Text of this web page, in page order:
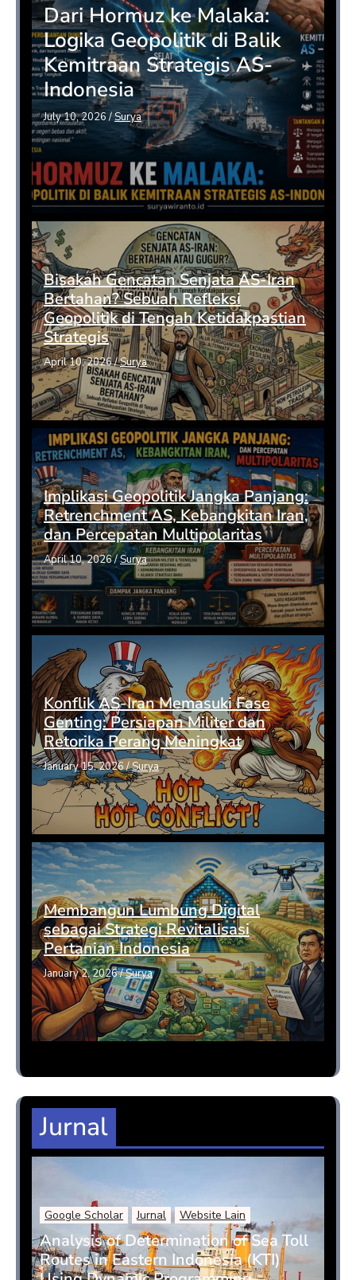
Dari Hormuz ke Malaka:
Logika Geopolitik di Balik
Kemitraan Strategis AS-
Indonesia
July 10, 2026/Surya
Bisakah Gencatan Senjata AS-Iran
Bertahan? Sebuah Refleksi
Geopolitik di Tengah Ketidakpastian
Strategis
April 10, 2026/Surya
Implikasi Geopolitik Jangka Panjang:
Retrenchment AS, Kebangkitan Iran,
dan Percepatan Multipolaritas
April 10, 2026/Surya
Konflik AS-Iran Memasuki Fase
Genting: Persiapan Militer dan
Retorika Perang Meningkat
January 15, 2026/Surya
Membangun Lumbung Digital
sebagai Strategi Revitalisasi
Pertanian Indonesia
January 2, 2026/Surya
Jurnal
Google Scholar Jurnal Website Lain
Analysis of Determination of Sea Toll
Routes in Eastern Indonesia (KTI)